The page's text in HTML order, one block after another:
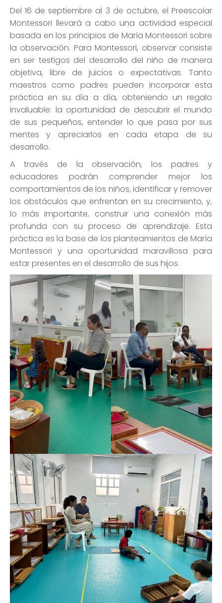
Del 16 de septiembre al 3 de octubre, el Preescolar
Montessori llevará a cabo una actividad especial
basada en los principios de María Montessori sobre
la observación. Para Montessori, observar consiste
en ser testigos del desarrollo del niño de manera
objetiva, libre de juicios o expectativas. Tanto
maestros como padres pueden incorporar esta
práctica en su día a día, obteniendo un regalo
invaluable: la oportunidad de descubrir el mundo
de sus pequeños, entender lo que pasa por sus
mentes y apreciarlos en cada etapa de su
desarrollo.
A través de la observación, los padres y
educadores podrán comprender mejor los
comportamientos de los niños, identificar y remover
los obstáculos que enfrentan en su crecimiento, y,
lo más importante, construir una conexión más
profunda con su proceso de aprendizaje. Esta
práctica es la base de los planteamientos de María
Montessori y una oportunidad maravillosa para
estar presentes en el desarrollo de sus hijos.